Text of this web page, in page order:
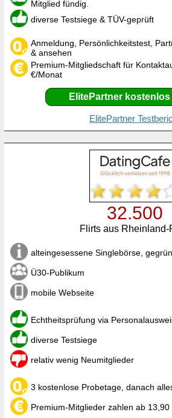
Mitglied fündig.
diverse Testsiege & TÜV-geprüft
Anmeldung, Persönlichkeitstest,
& ansehen
Premium-Mitgliedschaft für
€/Monat
ElitePartner kostenlos
ElitePartner
32.500
Flirts aus Rheinland-
alteingesessene Singlebörse,
Ü30-Publikum
mobile Webseite
Echtheitsprüfung via
diverse Testsiege
relativ wenig Neumitglieder
3 kostenlose Probetage, danach
Premium-Mitglieder zahlen ab